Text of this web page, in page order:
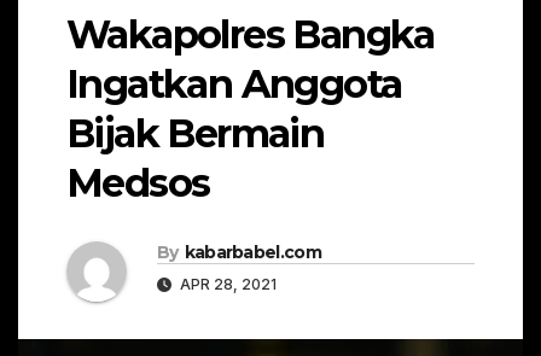
Wakapolres Bangka
Ingatkan Anggota
Bijak Bermain
Medsos
By kabarbabel.com
APR 28, 2021